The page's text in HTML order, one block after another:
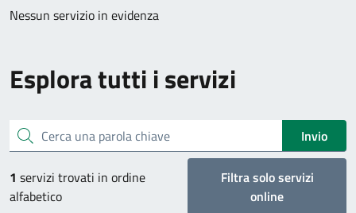
Esplora tutti i servizi
Cerca una parola chiave Invio
1 servizi trovati in ordine
alfabetico
Filtra solo servizi
online
Nessun servizio in evidenza